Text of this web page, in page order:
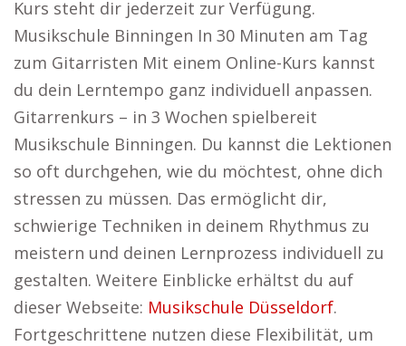
Kurs steht dir jederzeit zur Verfügung.
Musikschule Binningen In 30 Minuten am Tag
zum Gitarristen Mit einem Online-Kurs kannst
du dein Lerntempo ganz individuell anpassen.
Gitarrenkurs – in 3 Wochen spielbereit
Musikschule Binningen. Du kannst die Lektionen
so oft durchgehen, wie du möchtest, ohne dich
stressen zu müssen. Das ermöglicht dir,
schwierige Techniken in deinem Rhythmus zu
meistern und deinen Lernprozess individuell zu
gestalten. Weitere Einblicke erhältst du auf
dieser Webseite: Musikschule Düsseldorf.
Fortgeschrittene nutzen diese Flexibilität, um